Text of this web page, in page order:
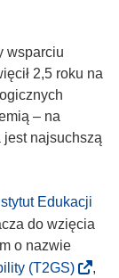
wsparciu
2,5 roku na
– na
jest najsuchszą
Edukacji
do wzięcia
o nazwie
(T2GS)(
,